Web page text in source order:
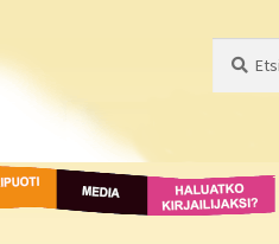
Media
Haluatko
kirjailijaksi?